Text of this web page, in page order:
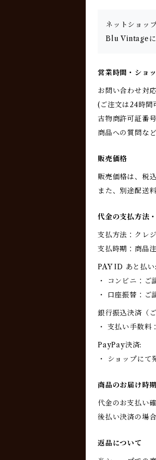
ネットショッ
Blu Vintageに
営業時間・ショ
お問い合わせ対
(ご注文は24時間
古物商許可証番
商品への質問な
販売価格
販売価格は、税
また、別途配送
代金の支払方法
支払方法：クレ
支払時期：商品
PAY ID あと払い:
・ コンビニ：ご
・ 口座振替：
銀行振込決済（
・ 支払い手数料
PayPay決済:
・ ショップにて
商品のお届け時期
代金のお支払い
後払い決済の場
返品について